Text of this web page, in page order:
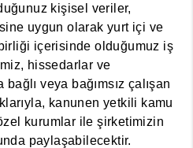
kişisel veriler,
uygun olarak yurt içi ve
içerisinde olduğumuz iş
hissedarlar ve
veya bağımsız çalışan
kanunen yetkili kamu
kurumlar ile şirketimizin
paylaşabilecektir.